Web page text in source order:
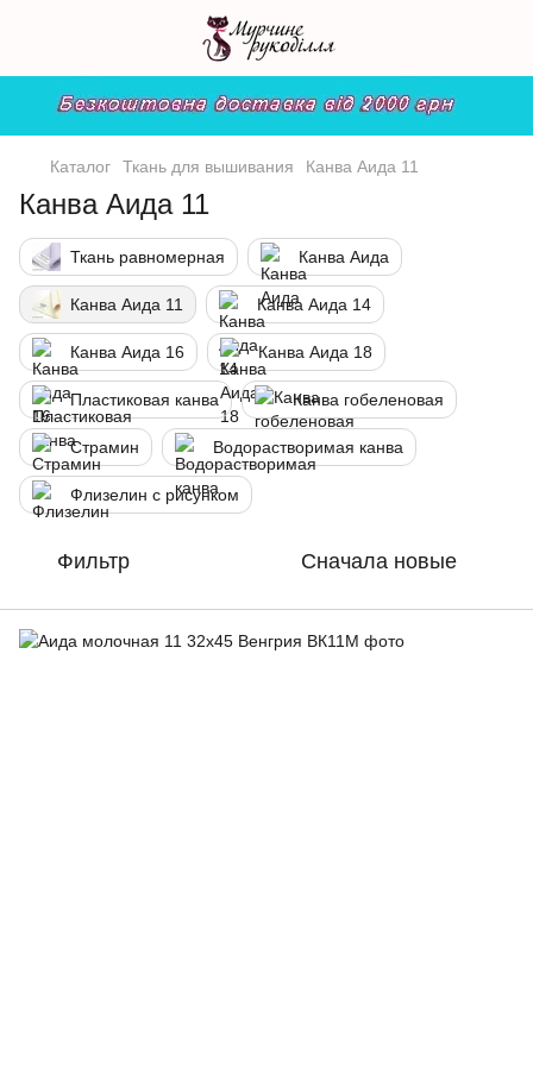
Каталог Ткань для вышивания Канва Аида 11
Канва Аида 11
Ткань равномерная Канва Аида
Канва Аида 11 Канва Аида 14
Канва Аида 16 Канва Аида 18
Пластиковая канва Канва гобеленовая
Страмин Водорастворимая канва
Флизелин с рисунком
Фильтр Сначала новые